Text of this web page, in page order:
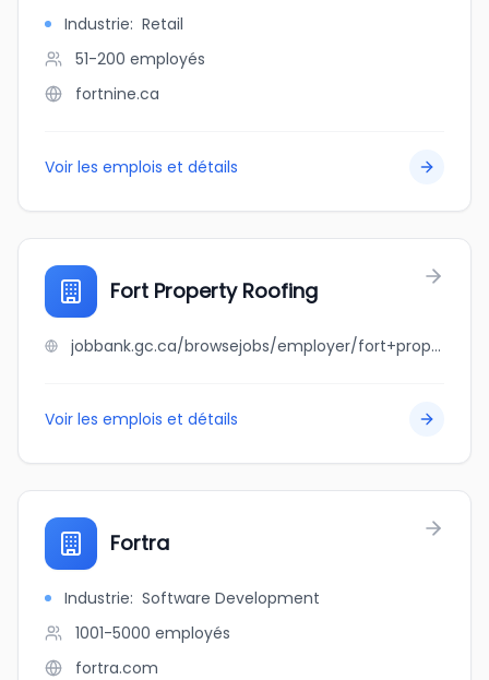
Industrie: Retail
51-200 employés
fortnine.ca
Voir les emplois et détails
Fort Property Roofing
jobbank.gc.ca/browsejobs/employer/fort+property+roofing/ca
Voir les emplois et détails
Fortra
Industrie: Software Development
1001-5000 employés
fortra.com